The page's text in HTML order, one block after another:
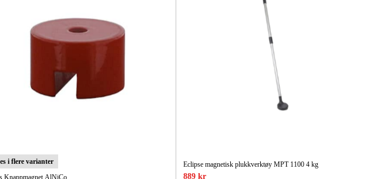
Arbeidsklær Og Beskyttelse
Elektro Og Bygg
Skog Og Hage
Hjem Og Fritid
Kampanjer
i flere varianter
Knappmagnet AlNiCo
Eclipse magnetisk plukkverktøy MPT 1100 4 kg
889 kr